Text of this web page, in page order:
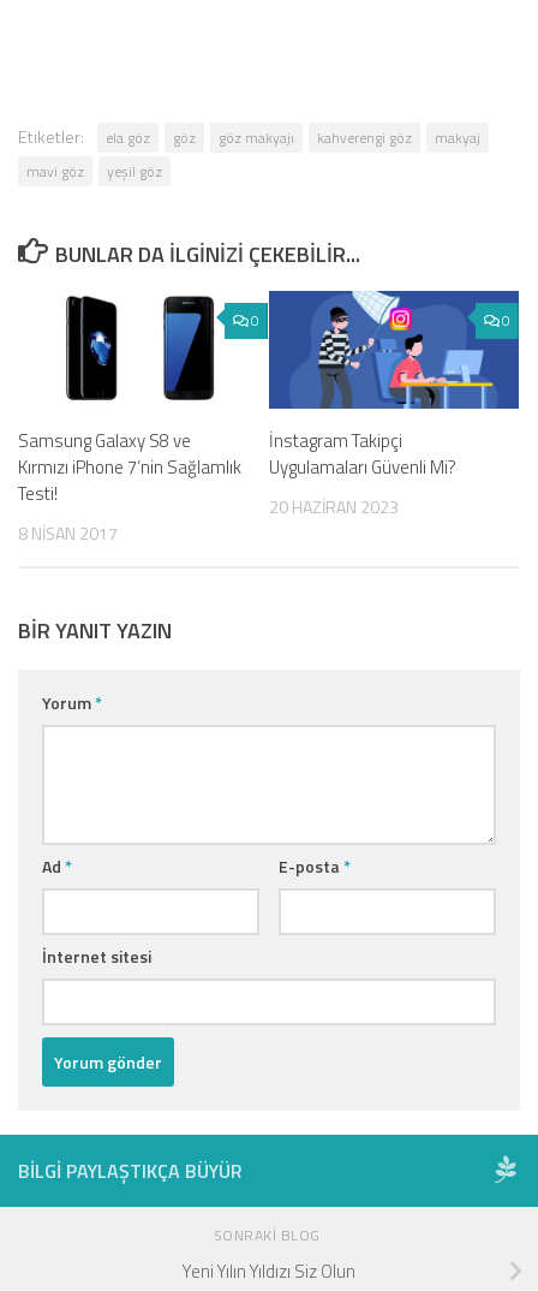
Etiketler: ela göz göz göz makyajı kahverengi göz
makyaj
mavi göz
yeşil göz
BUNLAR DA ILGINIZI ÇEKEBILIR...
0
Samsung Galaxy S8 ve
Kırmızı iPhone 7’nin Sağlamlık
Testi!
8 NISAN 2017
0
İnstagram Takipçi
Uygulamaları Güvenli Mi?
20 HAZIRAN 2023
BIR YANIT YAZIN
Yorum*
Ad* E-posta*
İnternet sitesi
BILGI PAYLAŞTIKÇA BÜYÜR
SONRAKI BLOG
Yeni Yılın Yıldızı Siz Olun